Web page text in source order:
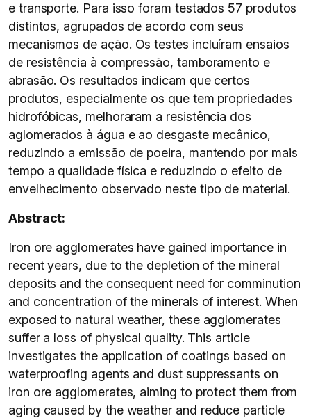
e transporte. Para isso foram testados 57 produtos
distintos, agrupados de acordo com seus
mecanismos de ação. Os testes incluíram ensaios
de resistência à compressão, tamboramento e
abrasão. Os resultados indicam que certos
produtos, especialmente os que tem propriedades
hidrofóbicas, melhoraram a resistência dos
aglomerados à água e ao desgaste mecânico,
reduzindo a emissão de poeira, mantendo por mais
tempo a qualidade física e reduzindo o efeito de
envelhecimento observado neste tipo de material.
Abstract:
Iron ore agglomerates have gained importance in
recent years, due to the depletion of the mineral
deposits and the consequent need for comminution
and concentration of the minerals of interest. When
exposed to natural weather, these agglomerates
suffer a loss of physical quality. This article
investigates the application of coatings based on
waterproofing agents and dust suppressants on
iron ore agglomerates, aiming to protect them from
aging caused by the weather and reduce particle